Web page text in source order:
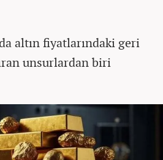
altın fiyatlarındaki geri
unsurlardan biri